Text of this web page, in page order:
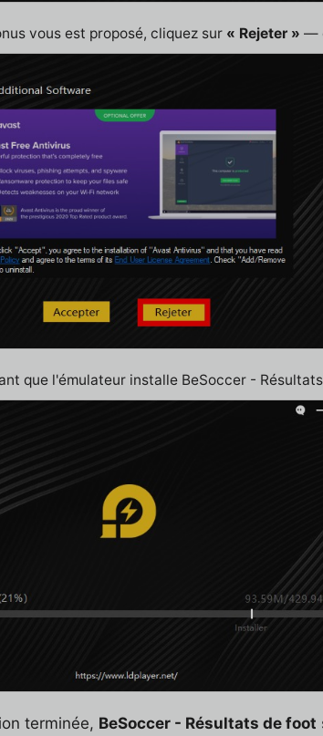
vous est proposé, cliquez sur « Rejeter » —
que l'émulateur installe BeSoccer -
terminée, BeSoccer - Résultats de foot